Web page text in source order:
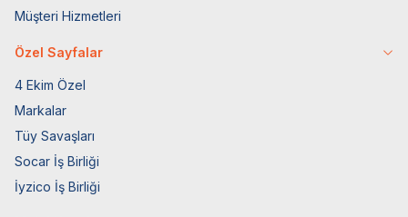
Müşteri Hizmetleri
Özel Sayfalar
4 Ekim Özel
Markalar
Tüy Savaşları
Socar İş Birliği
İyzico İş Birliği